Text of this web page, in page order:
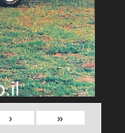
«
‹